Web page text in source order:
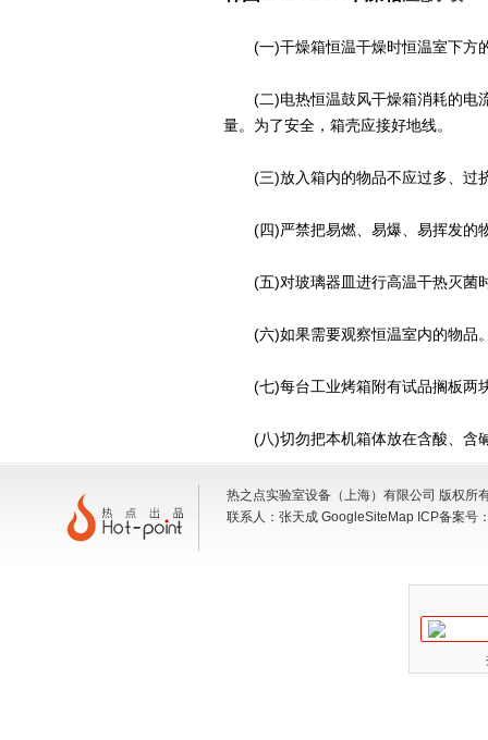
(一)干燥箱恒温干燥时恒温室下方
(二)电热恒温鼓风干燥箱消耗的电流
量。为了安全，箱壳应接好地线。
(三)放入箱内的物品不应过多、过
(四)严禁把易燃、易爆、易挥发的
(五)对玻璃器皿进行高温干热灭菌时
(六)如果需要观察恒温室内的物品
(七)每台工业烤箱附有试品搁板两块
(八)切勿把本机箱体放在含酸、含
热之点实验室设备（上海）有限公司 版权
联系人：张天成 GoogleSiteMap ICP备案号